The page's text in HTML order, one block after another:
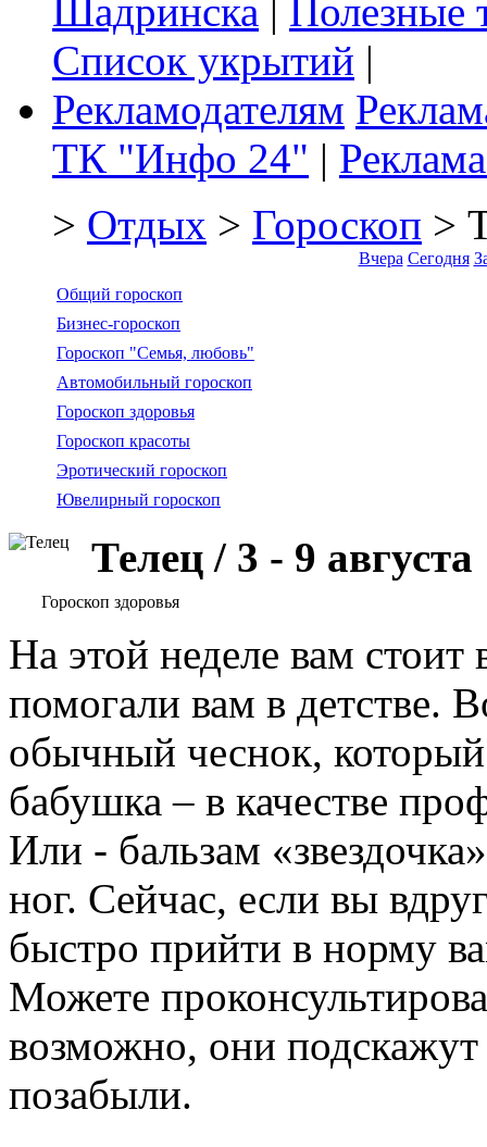
Шадринска | Полезные
Список укрытий |
Рекламодателям
ТК "Инфо 24" |
> Отдых > Гороскоп >
Вчера Сегодня
Общий гороскоп
Бизнес-гороскоп
Гороскоп "Семья, любовь"
Автомобильный гороскоп
Гороскоп здоровья
Гороскоп красоты
Эротический гороскоп
Ювелирный гороскоп
Телец / 3 - 9 августа
Гороскоп здоровья
На этой неделе вам стоит
помогали вам в детстве.
обычный чеснок,
бабушка – в качестве
Или - бальзам
ног. Сейчас, если вы
быстро прийти в норму
Можете
возможно, они
позабыли.